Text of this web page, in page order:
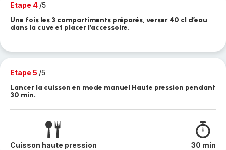
Etape 4 /5
Une fois les 3 compartiments préparés, verser 40 cl d’eau
dans la cuve et placer l’accessoire.
Etape 5 /5
Lancer la cuisson en mode manuel Haute pression pendant
30 min.
Cuisson haute pression 30 min